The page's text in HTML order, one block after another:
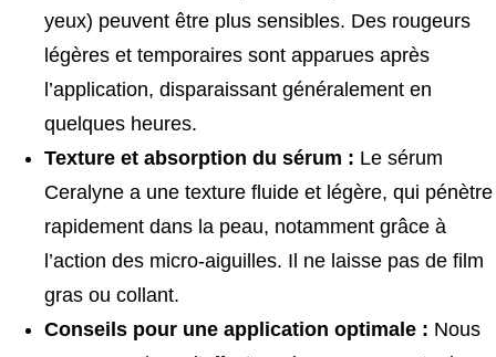
yeux) peuvent être plus sensibles. Des rougeurs
légères et temporaires sont apparues après
l’application, disparaissant généralement en
quelques heures.
Texture et absorption du sérum : Le sérum
Ceralyne a une texture fluide et légère, qui pénètre
rapidement dans la peau, notamment grâce à
l’action des micro-aiguilles. Il ne laisse pas de film
gras ou collant.
Conseils pour une application optimale : Nous